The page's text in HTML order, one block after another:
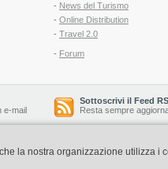
- News del Turismo
- Online Distribution
- Travel 2.0
- Forum
e-mail
Sottoscrivi il Feed
Resta sempre
la nostra organizzazione utilizza